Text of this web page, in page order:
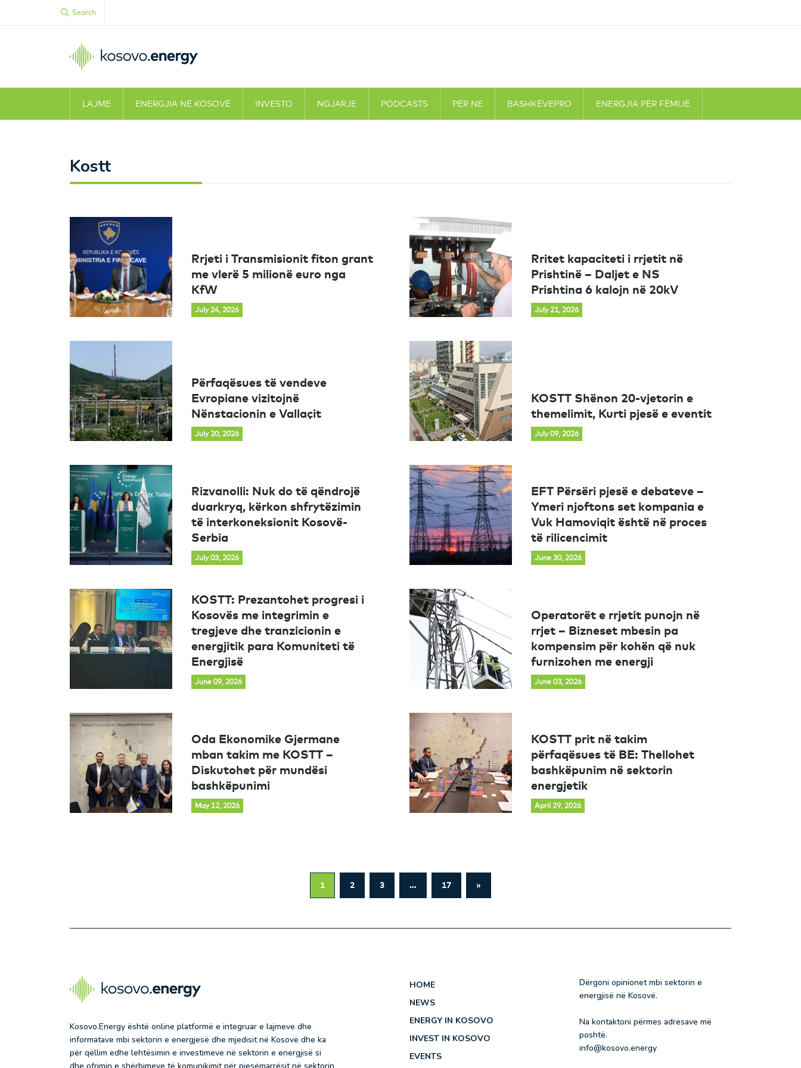
Search
LAJME ENERGJIA NË KOSOVË INVESTO NGJARJE PODCASTS PËR NE BASHKËVEPRO ENERGJIA PËR FËMIJË
Kostt
Rrjeti i Transmisionit fiton grant
me vlerë 5 milionë euro nga
KfW
July 24, 2026
Rritet kapaciteti i rrjetit në
Prishtinë – Daljet e NS
Prishtina 6 kalojn në 20kV
July 21, 2026
Përfaqësues të vendeve
Evropiane vizitojnë
Nënstacionin e Vallaçit
July 20, 2026
KOSTT Shënon 20-vjetorin e
themelimit, Kurti pjesë e eventit
July 09, 2026
Rizvanolli: Nuk do të qëndrojë
duarkryq, kërkon shfrytëzimin
të interkoneksionit Kosovë-
Serbia
July 03, 2026
EFT Përsëri pjesë e debateve –
Ymeri njoftons set kompania e
Vuk Hamoviqit është në proces
të rilicencimit
June 30, 2026
KOSTT: Prezantohet progresi i
Kosovës me integrimin e
tregjeve dhe tranzicionin e
energjitik para Komuniteti të
Energjisë
June 09, 2026
Operatorët e rrjetit punojn në
rrjet – Bizneset mbesin pa
kompensim për kohën që nuk
furnizohen me energji
June 03, 2026
Oda Ekonomike Gjermane
mban takim me KOSTT –
Diskutohet për mundësi
bashkëpunimi
May 12, 2026
KOSTT prit në takim
përfaqësues të BE: Thellohet
bashkëpunim në sektorin
energjetik
April 29, 2026
1 2 3 … 17 »
Kosovo.Energy është online platformë e integruar e lajmeve dhe
informatave mbi sektorin e energjesë dhe mjedisit në Kosovë dhe ka
për qëllim edhe lehtësimin e investimeve në sektorin e energjisë si
HOME
NEWS
ENERGY IN KOSOVO
INVEST IN KOSOVO
EVENTS
Dërgoni opinionet mbi sektorin e
energjisë në Kosovë.
Na kontaktoni përmes adresave më
poshtë.
info@kosovo.energy